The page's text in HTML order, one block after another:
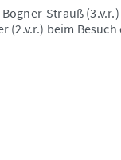
Strauß
beim